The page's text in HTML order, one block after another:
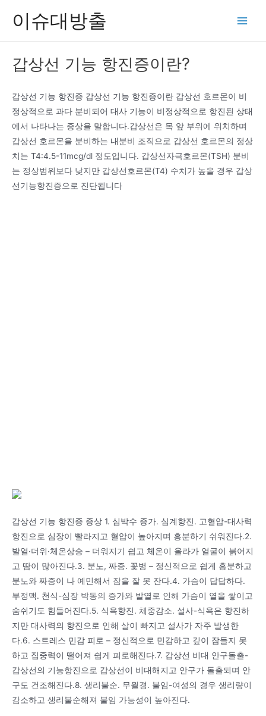
이슈대방출
갑상선 기능 항진증이란?
갑상선 기능 항진증 갑상선 기능 항진증이란 갑상선 호르몬이 비
정상적으로 과다 분비되어 대사 기능이 비정상적으로 항진된 상태
에서 나타나는 증상을 말합니다.갑상선은 목 앞 부위에 위치하며
갑상선 호르몬을 분비하는 내분비 조직으로 갑상선 호르몬의 정상
치는 T4:4.5-11mcg/dl 정도입니다. 갑상선자극호르몬(TSH) 분비
는 정상범위보다 낮지만 갑상선호르몬(T4) 수치가 높을 경우 갑상
선기능항진증으로 진단됩니다
갑상선 기능 항진증 증상 1. 심박수 증가. 심계항진. 고혈압-대사력
항진으로 심장이 빨라지고 혈압이 높아지며 흥분하기 쉬워진다.2.
발열·더위·체온상승 – 더워지기 쉽고 체온이 올라가 얼굴이 붉어지
고 땀이 많아진다.3. 분노, 짜증. 꽃병 – 정신적으로 쉽게 흥분하고
분노와 짜증이 나 예민해서 잠을 잘 못 잔다.4. 가슴이 답답하다.
부정맥. 천식-심장 박동의 증가와 발열로 인해 가슴이 열을 쌓이고
숨쉬기도 힘들어진다.5. 식욕항진. 체중감소. 설사-식욕은 항진하
지만 대사력의 항진으로 인해 살이 빠지고 설사가 자주 발생한
다.6. 스트레스 민감 피로 – 정신적으로 민감하고 깊이 잠들지 못
하고 집중력이 떨어져 쉽게 피로해진다.7. 갑상선 비대 안구돌출-
갑상선의 기능항진으로 갑상선이 비대해지고 안구가 돌출되며 안
구도 건조해진다.8. 생리불순. 무월경. 불임-여성의 경우 생리량이
감소하고 생리불순해져 불임 가능성이 높아진다.